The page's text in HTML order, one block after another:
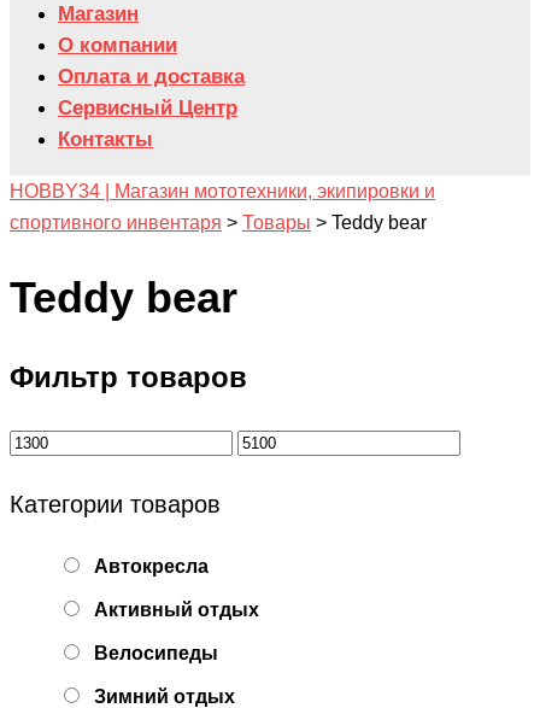
Магазин
О компании
Оплата и доставка
Сервисный Центр
Контакты
HOBBY34 | Магазин мототехники, экипировки и
спортивного инвентаря > Товары > Teddy bear
Teddy bear
Фильтр товаров
Категории товаров
Автокресла
Активный отдых
Велосипеды
Зимний отдых